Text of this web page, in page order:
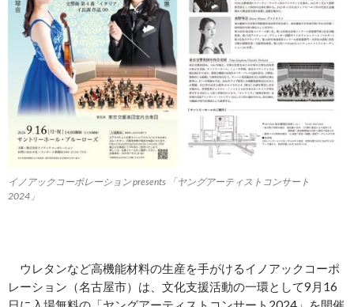
イノアックコーポレーション presents 「ヤングアーティストコンサート
2024」
ウレタンなど高機能材料の生産を手がけるイノアックコーポ
レーション（名古屋市）は、文化支援活動の一環として9月16